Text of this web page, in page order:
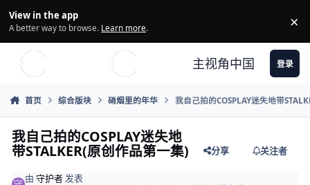
View in the app
A better way to browse. Learn more. ×
主视角中国 登录
首页 综合版块 硝烟里的年华 我自己拍的COSPLAY迷失地带
我自己拍的COSPLAY迷失地
带STALKER(原创作品第一集) 分享 关注者
由守护者 发表